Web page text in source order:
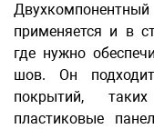
применяется и в
где нужно
шов. Он
покрытий,
пластиковые